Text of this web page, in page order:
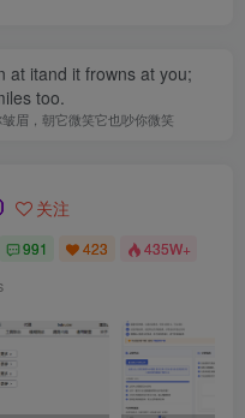
at itand it frowns at you;
too.
眉，朝它微笑它也吵你微笑
关注
991 423 435W+